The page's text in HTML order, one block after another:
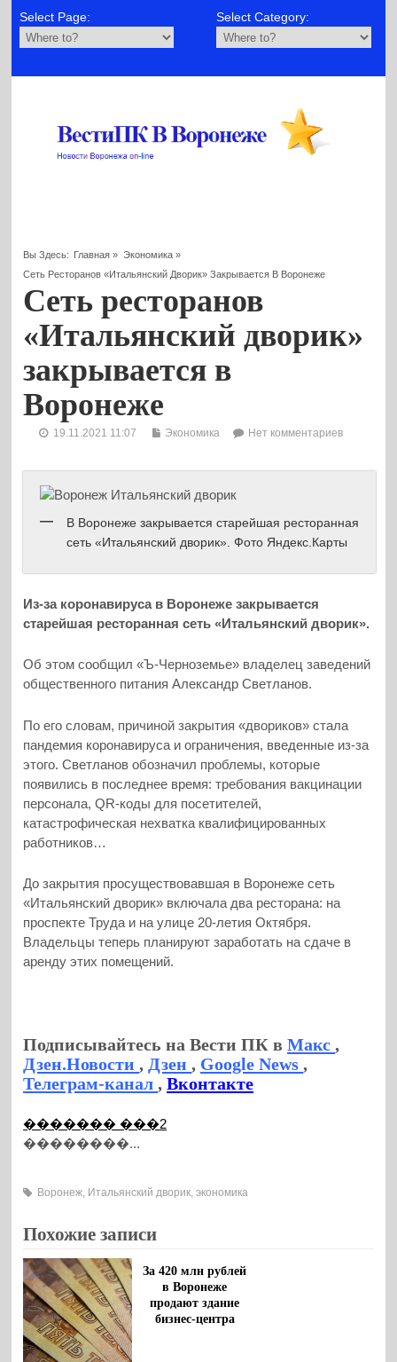
Select Page: Select Category:
Вы Здесь: Главная » Экономика»
Сеть Ресторанов «Итальянский Дворик» Закрывается В Воронеже
Сеть ресторанов
«Итальянский дворик»
закрывается в
Воронеже
19.11.2021 11:07 Экономика Нет комментариев
В Воронеже закрывается старейшая ресторанная
сеть «Итальянский дворик». Фото Яндекс.Карты
Из-за коронавируса в Воронеже закрывается
старейшая ресторанная сеть «Итальянский дворик».
Об этом сообщил «Ъ-Черноземье» владелец заведений
общественного питания Александр Светланов.
По его словам, причиной закрытия «двориков» стала
пандемия коронавируса и ограничения, введенные из-за
этого. Светланов обозначил проблемы, которые
появились в последнее время: требования вакцинации
персонала, QR-коды для посетителей,
катастрофическая нехватка квалифицированных
работников…
До закрытия просуществовавшая в Воронеже сеть
«Итальянский дворик» включала два ресторана: на
проспекте Труда и на улице 20-летия Октября.
Владельцы теперь планируют заработать на сдаче в
аренду этих помещений.
Подписывайтесь на Вести ПК вМакс,
Дзен.Новости, Дзен, Google News,
Телеграм-канал,Вконтакте
������� ���2
��������...
Воронеж, Итальянский дворик,экономика
Похожие записи
За 420 млн рублей
в Воронеже
продают здание
бизнес-центра